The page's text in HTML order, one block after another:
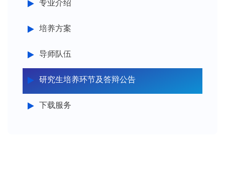
专业介绍
培养方案
导师队伍
研究生培养环节及答辩公告
下载服务